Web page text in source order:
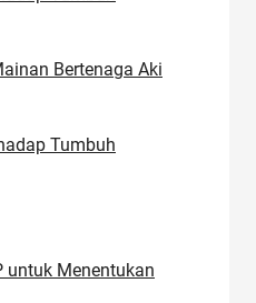
Bertenaga Aki
Tumbuh
untuk Menentukan